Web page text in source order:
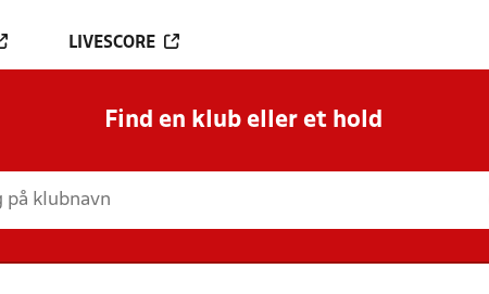
LIVESCORE
Find en klub eller et hold